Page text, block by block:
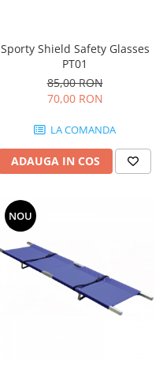
Sporty Shield Safety Glasses
PT01
85,00 RON
70,00 RON
LA COMANDA
ADAUGA IN COS
NOU